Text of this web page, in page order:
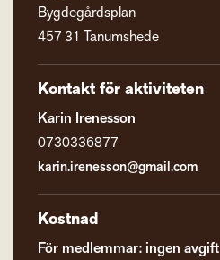
Bygdegårdsplan
457 31 Tanumshede
Kontakt för aktiviteten
Karin Irenesson
0730336877
karin.irenesson@gmail.com
Kostnad
För medlemmar: ingen avgift